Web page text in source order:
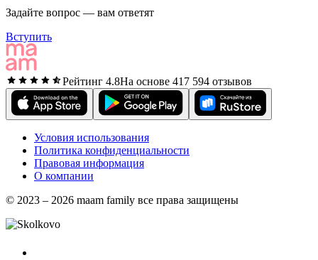
Задайте вопрос — вам ответят
Вступить
Рейтинг 4.8На основе 417 594 отзывов
Условия использования
Политика конфиденциальности
Правовая информация
О компании
© 2023 – 2026 maam family все права защищены